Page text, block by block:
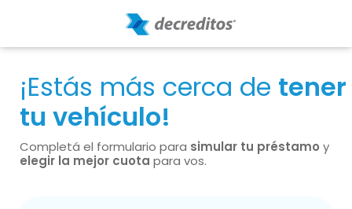
¡Estás más cerca de tener
tu vehículo!
Completá el formulario para simular tu préstamo y
elegir la mejor cuota para vos.